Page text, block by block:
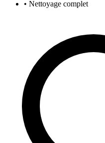
• Nettoyage complet